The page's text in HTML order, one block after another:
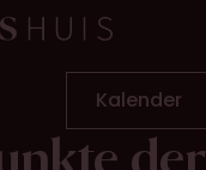
Kalender